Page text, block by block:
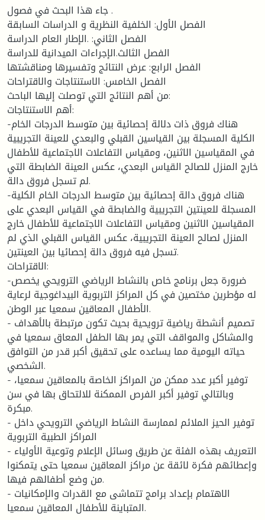
جاء هذا البحث في فصول .
الفصل الأول: الخلفية النظرية و الدراسات السابقة
الفصل الثاني: .الإطار العام الدراسة
الفصل الثالث.الإجراءات الميدانية للدراسة
الفصل الرابع: عرض النتائج وتفسيرها ومناقشتها
الفصل الخامس: الاستنتاجات والاقتراحات
من أهم النتائج التي توصلت إليها الباحث:
أهم الاستنتاجات:
-هناك فروق ذات دلالة إحصائية بين متوسط الدرجات الخام
الكلية المسجلة بين القياسين القبلي والبعدي للعينة التجريبية
في المقياسين الاثنين، ومقياس التفاعلات الاجتماعية للأطفال
خارج المنزل للصالح القياس البعدي، عكس العينة الضابطة التي
لم تسجل فروق دالة.
-هناك فروق دالة إحصائية بين متوسط الدرجات الخام الكلية
المسجلة للعينتين التجريبية والضابطة في القياس البعدي على
المقياسين الاثنين ومقياس التفاعلات الاجتماعية للأطفال خارج
المنزل لصالح العينة التجريبية، عكس القياس القبلي الذي لم
تسجل فيه فروق دالة إحصائيا بين العينتين.
الاقتراحات:
-ضرورة جعل برنامج خاص بالنشاط الرياضي الترويحي يخصص
له مؤطرين مختصين في كل المراكز التربوية البيداغوجية لرعاية
الأطفال المعاقين سمعيا عبر الوطن.
- تصميم أنشطة رياضية ترويحية بحيث تكون مرتبطة بالأهداف
والمشاكل والمواقف التي يمر بها الطفل المعاق سمعيا في
حياته اليومية مما يساعده على تحقيق أكبر قدر من التوافق
الشخصي.
- توفير أكبر عدد ممكن من المراكز الخاصة بالمعاقين سمعيا،
وبالتالي توفير أكبر الفرص الممكنة للالتحاق بها في سن
مبكرة.
- توفير الحيز الملائم لممارسة النشاط الرياضي الترويحي داخل
المراكز الطبية التربوية
- التعريف بهذه الفئة عن طريق وسائل الإعلام وتوعية الأولياء
وإعطائهم فكرة لائقة عن مراكز المعاقين سمعيا حتى يتمكنوا
من وضع أطفالهم فيها.
- الاهتمام بإعداد برامج تتماشى مع القدرات والإمكانيات
المتباينة للأطفال المعاقين سمعيا.